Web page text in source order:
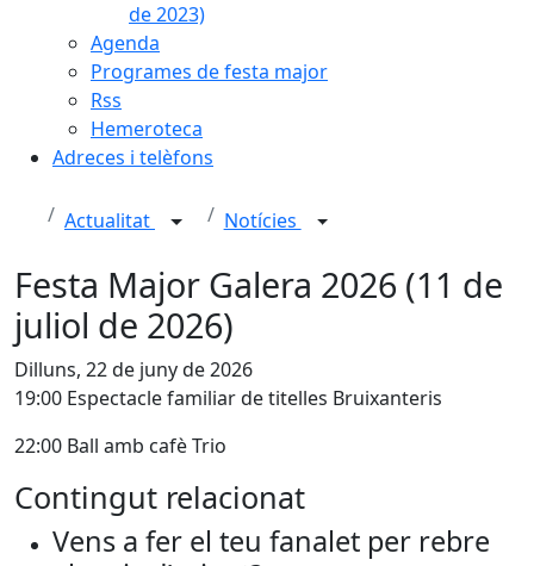
de 2023)
Agenda
Programes de festa major
Rss
Hemeroteca
Adreces i telèfons
Actualitat Notícies
Festa Major Galera 2026 (11 de
juliol de 2026)
Dilluns, 22 de juny de 2026
19:00 Espectacle familiar de titelles Bruixanteris
22:00 Ball amb cafè Trio
Contingut relacionat
Vens a fer el teu fanalet per rebre